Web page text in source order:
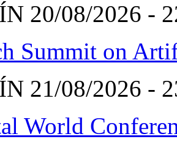
20/08/2026 -
Summit on
21/08/2026 -
World